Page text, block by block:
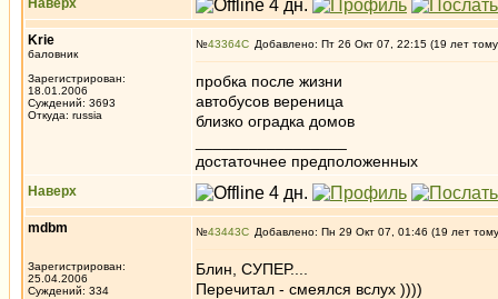
Наверх
Krie
баловник
Зарегистрирован:
18.01.2006
Суждений: 3693
Откуда: russia
№43364 Добавлено: Пт 26 Окт 07, 22:15 (19 лет
пробка после жизни
автобусов вереница
близко оградка домов
достаточнее предположенных
Наверх
mdbm
Зарегистрирован:
25.04.2006
Суждений: 334
№43443 Добавлено: Пн 29 Окт 07, 01:46 (19 лет
Блин, СУПЕР....
Перечитал - смеялся вслух ))))